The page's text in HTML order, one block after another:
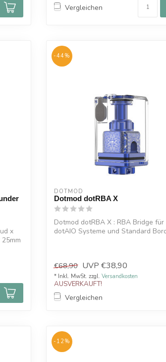
Vergleichen
x
-44%
DOTMOD
Dotmod dotRBA X
Dotmod dotRBA X : RBA Bridge
dotAIO Systeme und Standard
€68,90 UVP €38,90
* Inkl. MwSt. zzgl. Versandkosten
AUSVERKAUFT!
Vergleichen
-12%